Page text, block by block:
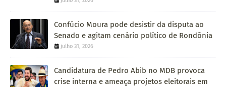
Confúcio Moura pode desistir da disputa ao
Senado e agitam cenário político de Rondônia
julho 31, 2026
Candidatura de Pedro Abib no MDB provoca
crise interna e ameaça projetos eleitorais em